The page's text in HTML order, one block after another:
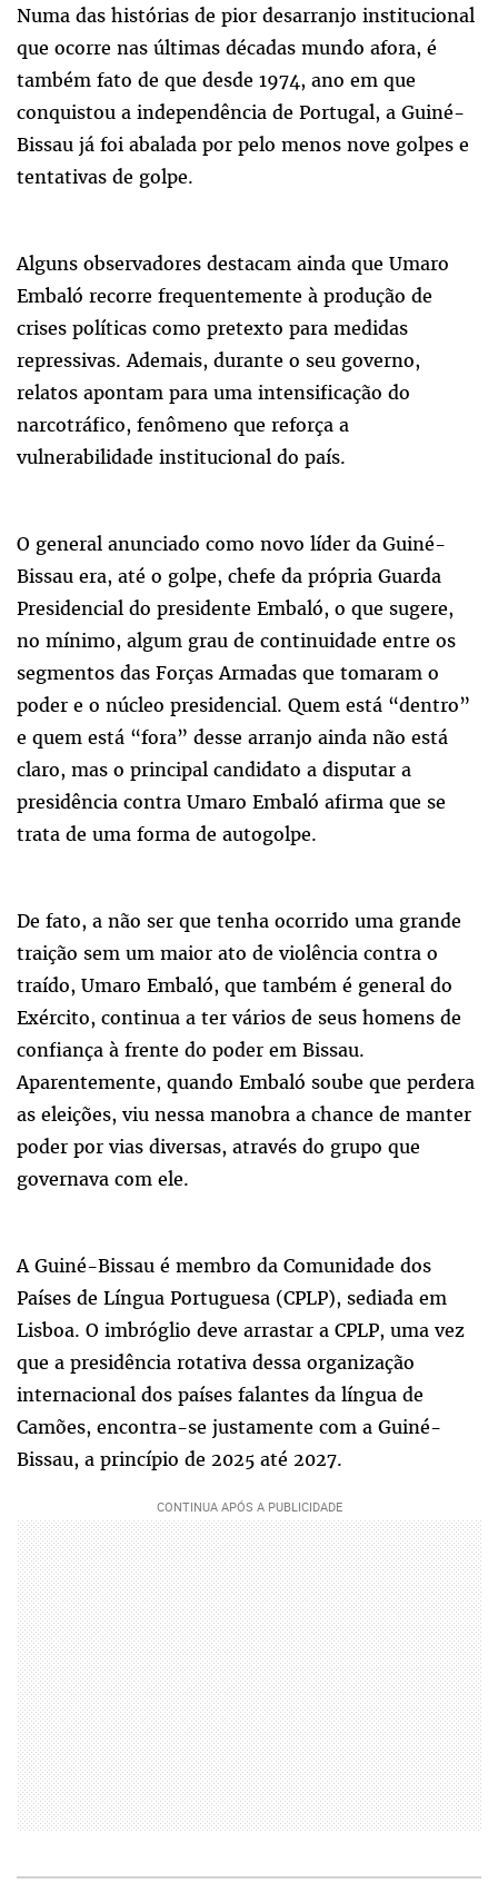
Numa das histórias de pior desarranjo institucional
que ocorre nas últimas décadas mundo afora, é
também fato de que desde 1974, ano em que
conquistou a independência de Portugal, a Guiné-
Bissau já foi abalada por pelo menos nove golpes e
tentativas de golpe.
Alguns observadores destacam ainda que Umaro
Embaló recorre frequentemente à produção de
crises políticas como pretexto para medidas
repressivas. Ademais, durante o seu governo,
relatos apontam para uma intensificação do
narcotráfico, fenômeno que reforça a
vulnerabilidade institucional do país.
O general anunciado como novo líder da Guiné-
Bissau era, até o golpe, chefe da própria Guarda
Presidencial do presidente Embaló, o que sugere,
no mínimo, algum grau de continuidade entre os
segmentos das Forças Armadas que tomaram o
poder e o núcleo presidencial. Quem está “dentro”
e quem está “fora” desse arranjo ainda não está
claro, mas o principal candidato a disputar a
presidência contra Umaro Embaló afirma que se
trata de uma forma de autogolpe.
De fato, a não ser que tenha ocorrido uma grande
traição sem um maior ato de violência contra o
traído, Umaro Embaló, que também é general do
Exército, continua a ter vários de seus homens de
confiança à frente do poder em Bissau.
Aparentemente, quando Embaló soube que perdera
as eleições, viu nessa manobra a chance de manter
poder por vias diversas, através do grupo que
governava com ele.
A Guiné-Bissau é membro da Comunidade dos
Países de Língua Portuguesa (CPLP), sediada em
Lisboa. O imbróglio deve arrastar a CPLP, uma vez
que a presidência rotativa dessa organização
internacional dos países falantes da língua de
Camões, encontra-se justamente com a Guiné-
Bissau, a princípio de 2025 até 2027.